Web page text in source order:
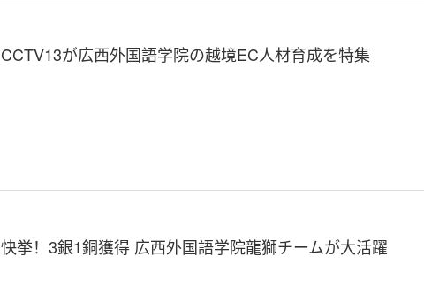
CCTV13が広西外国語学院の越境EC人材育成を特集
快挙！3銀1銅獲得 広西外国語学院龍獅チームが大活躍